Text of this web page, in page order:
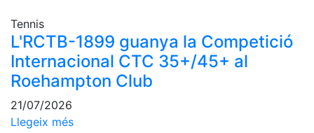
Tennis
L'RCTB-1899 guanya la Competició
Internacional CTC 35+/45+ al
Roehampton Club
21/07/2026
Llegeix més